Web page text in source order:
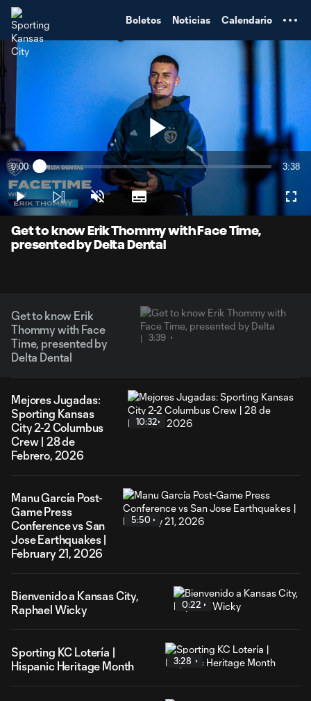
Boletos Noticias Calendario
Play
Video
Current
Time
0:00 Loaded:
4.49%
3:38
Play Unmute Subtitles
Get to know Erik Thommy with Face Time,
presented by Delta Dental
Get to know Erik
Thommy with Face
Time, presented by
Delta Dental
3:39
Mejores Jugadas:
Sporting Kansas
City 2-2 Columbus
Crew | 28 de
Febrero, 2026
10:32
Manu García Post-
Game Press
Conference vs San
Jose Earthquakes |
February 21, 2026
5:50
Bienvenido a Kansas City,
Raphael Wicky
0:22
Sporting KC Lotería |
Hispanic Heritage Month
3:28